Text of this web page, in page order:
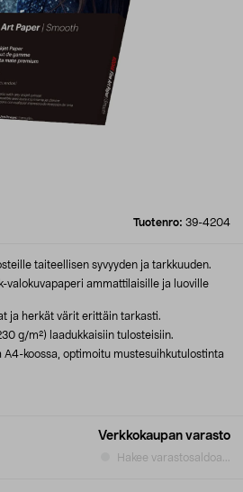
Tuotenro: 39-4204
Verkkokaupan varasto
Hakee varastosaldoa...
taiteellisen syvyyden ja tarkkuuden.
valokuvapaperi ammattilaisille ja luoville
ja herkät värit erittäin tarkasti.
g/m²) laadukkaisiin tulosteisiin.
A4-koossa, optimoitu mustesuihkutulostinta